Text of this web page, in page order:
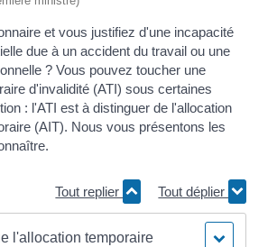
et vous justifiez d'une incapacité
due à un accident du travail ou une
? Vous pouvez toucher une
d'invalidité (ATI) sous certaines
: l'ATI est à distinguer de l'allocation
(AIT). Nous vous présentons les
Tout replier Tout déplier
l'allocation temporaire